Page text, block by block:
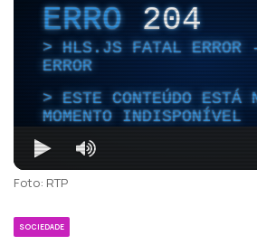
ERRO204
HLS.JS FATAL ERROR -
ERROR
ESTE CONTEÚDO ESTÁ
MOMENTO INDISPONÍVEL
Foto: RTP
SOCIEDADE